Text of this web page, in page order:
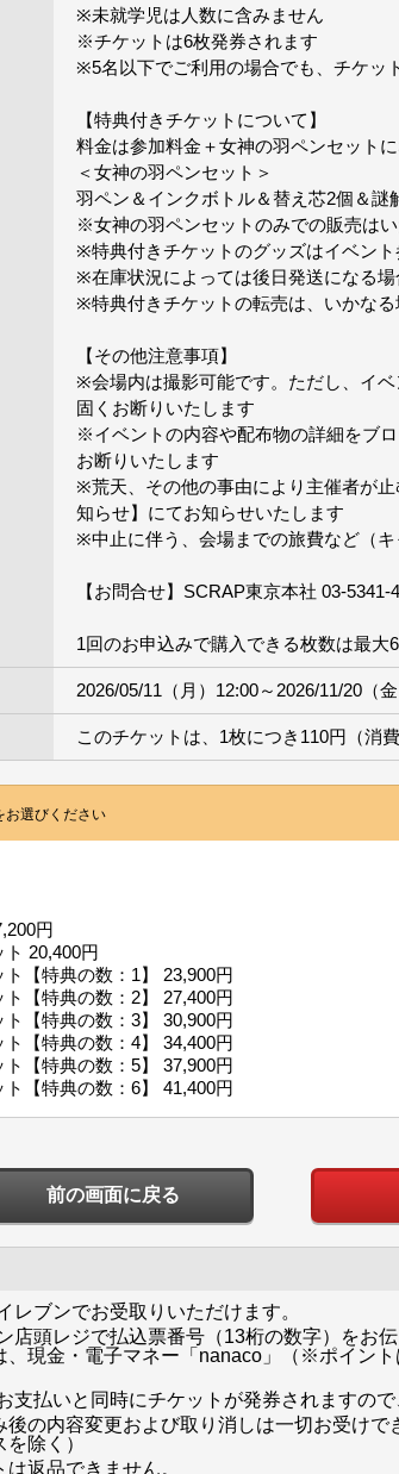
※未就学児は人数に含みません
※チケットは6枚発券されます
※5名以下でご利用の場合でも、チケッ
【特典付きチケットについて】
料金は参加料金＋女神の羽ペンセット
＜女神の羽ペンセット＞
羽ペン＆インクボトル＆替え芯2個＆謎
※女神の羽ペンセットのみでの販売は
※特典付きチケットのグッズはイベン
※在庫状況によっては後日発送になる
※特典付きチケットの転売は、いかな
【その他注意事項】
※会場内は撮影可能です。ただし、イ
固くお断りいたします
※イベントの内容や配布物の詳細をブ
お断りいたします
※荒天、その他の事由により主催者が
知らせ】にてお知らせいたします
※中止に伴う、会場までの旅費など（
【お問合せ】SCRAP東京本社 03-5341-
1回のお申込みで購入できる枚数は最大6
2026/05/11（月）12:00～2026/11/20（
このチケットは、1枚につき110円（消
選びください
円
20,400円
【特典の数：1】 23,900円
【特典の数：2】 27,400円
【特典の数：3】 30,900円
【特典の数：4】 34,400円
【特典の数：5】 37,900円
【特典の数：6】 41,400円
前の画面に戻る
レブンでお受取りいただけます。
店頭レジで払込票番号（13桁の数字）をお
、現金・電子マネー「nanaco」（※ポイン
支払いと同時にチケットが発券されますので
後の内容変更および取り消しは一切お受け
除く）
返品できません。